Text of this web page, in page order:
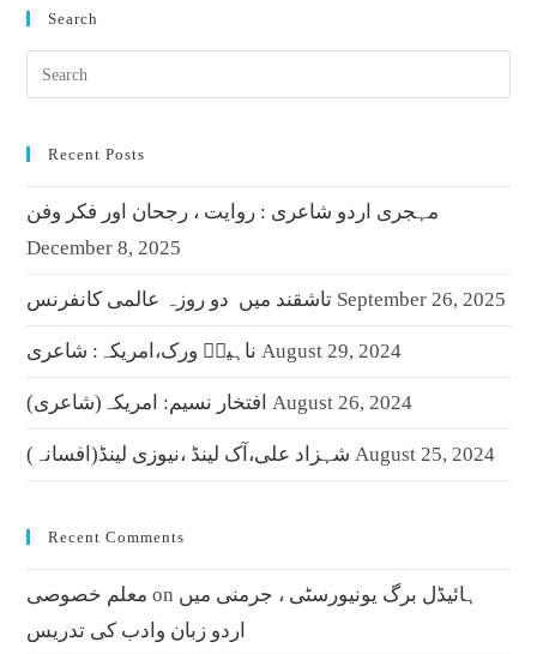
Search
Recent Posts
مہجری اردو شاعری : روایت ، رجحان اور فکر وفن
December 8, 2025
تاشقند میں دو روزہ عالمی کانفرنس September 26, 2025
ناہیدؔ ورک،امریکہ: شاعری August 29, 2024
افتخار نسیم: امریکہ(شاعری) August 26, 2024
شہزاد علی،آک لینڈ ،نیوزی لینڈ(افسانہ) August 25, 2024
Recent Comments
معلم خصوصی on ہائیڈل برگ یونیورسٹی ، جرمنی میں
اردو زبان وادب کی تدریس